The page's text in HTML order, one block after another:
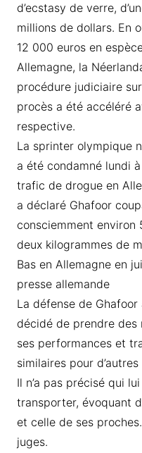
d’ecstasy de verre,
millions de dollars. En
12 000 euros en
Allemagne, la
procédure judiciaire
procès a été accéléré
respective.
La sprinter olympique
a été condamné lundi
trafic de drogue en
a déclaré Ghafoor
consciemment environ
deux kilogrammes de
Bas en Allemagne en
presse allemande
La défense de
décidé de prendre des
ses performances et
similaires pour
Il n’a pas précisé qui
transporter, évoquant
et celle de ses
juges.